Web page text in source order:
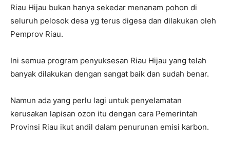
Riau Hijau bukan hanya sekedar menanam pohon di
seluruh pelosok desa yg terus digesa dan dilakukan oleh
Pemprov Riau.
Ini semua program penyuksesan Riau Hijau yang telah
banyak dilakukan dengan sangat baik dan sudah benar.
Namun ada yang perlu lagi untuk penyelamatan
kerusakan lapisan ozon itu dengan cara Pemerintah
Provinsi Riau ikut andil dalam penurunan emisi karbon.